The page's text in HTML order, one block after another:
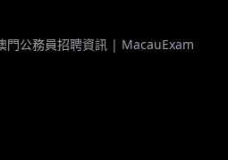
門公務員招聘資訊 | MacauExam